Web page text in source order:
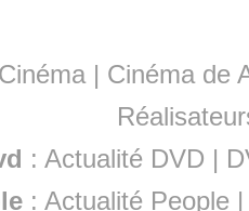
| Cinéma de
: Actualité DVD |
:Actualité People